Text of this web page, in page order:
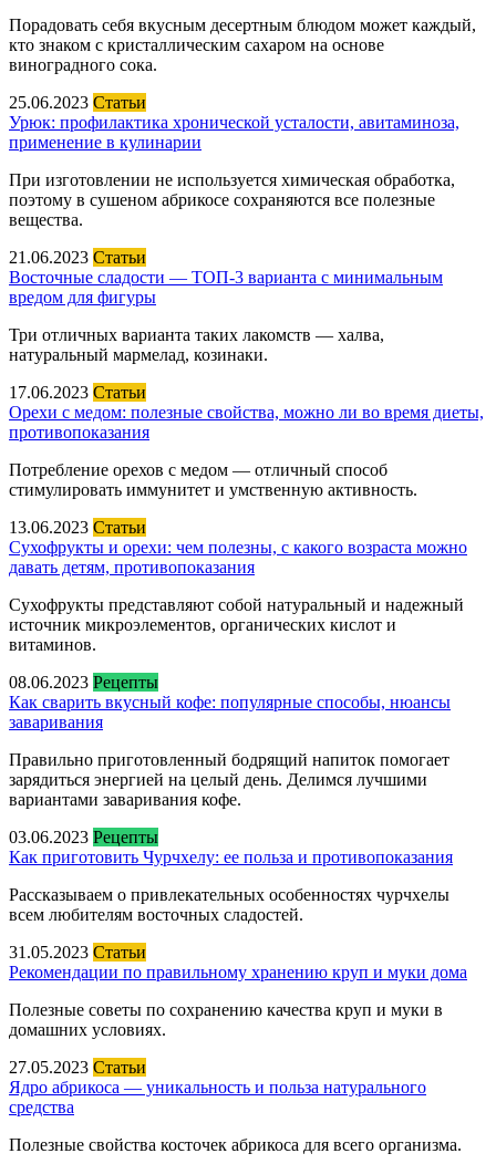
Порадовать себя вкусным десертным блюдом может каждый,
кто знаком с кристаллическим сахаром на основе
виноградного сока.
25.06.2023 Статьи
Урюк: профилактика хронической усталости, авитаминоза,
применение в кулинарии
При изготовлении не используется химическая обработка,
поэтому в сушеном абрикосе сохраняются все полезные
вещества.
21.06.2023 Статьи
Восточные сладости — ТОП-3 варианта с минимальным
вредом для фигуры
Три отличных варианта таких лакомств — халва,
натуральный мармелад, козинаки.
17.06.2023 Статьи
Орехи с медом: полезные свойства, можно ли во время диеты,
противопоказания
Потребление орехов с медом — отличный способ
стимулировать иммунитет и умственную активность.
13.06.2023 Статьи
Сухофрукты и орехи: чем полезны, с какого возраста можно
давать детям, противопоказания
Сухофрукты представляют собой натуральный и надежный
источник микроэлементов, органических кислот и
витаминов.
08.06.2023 Рецепты
Как сварить вкусный кофе: популярные способы, нюансы
заваривания
Правильно приготовленный бодрящий напиток помогает
зарядиться энергией на целый день. Делимся лучшими
вариантами заваривания кофе.
03.06.2023 Рецепты
Как приготовить Чурчхелу: ее польза и противопоказания
Рассказываем о привлекательных особенностях чурчхелы
всем любителям восточных сладостей.
31.05.2023 Статьи
Рекомендации по правильному хранению круп и муки дома
Полезные советы по сохранению качества круп и муки в
домашних условиях.
27.05.2023 Статьи
Ядро абрикоса — уникальность и польза натурального
средства
Полезные свойства косточек абрикоса для всего организма.